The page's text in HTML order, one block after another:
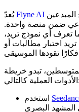
يُعدّFlyne AI
ضمن منصة واحدة.
أي نموذج تريد،
اختبار مطالبات أو
تبدو خريطة
الأدوات العملية كالتالي: